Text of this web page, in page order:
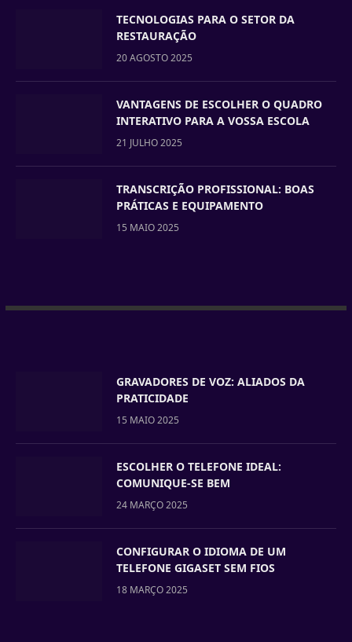
TECNOLOGIAS PARA O SETOR DA
RESTAURAÇÃO
20 AGOSTO 2025
VANTAGENS DE ESCOLHER O QUADRO
INTERATIVO PARA A VOSSA ESCOLA
21 JULHO 2025
TRANSCRIÇÃO PROFISSIONAL: BOAS
PRÁTICAS E EQUIPAMENTO
15 MAIO 2025
GRAVADORES DE VOZ: ALIADOS DA
PRATICIDADE
15 MAIO 2025
ESCOLHER O TELEFONE IDEAL:
COMUNIQUE-SE BEM
24 MARÇO 2025
CONFIGURAR O IDIOMA DE UM
TELEFONE GIGASET SEM FIOS
18 MARÇO 2025